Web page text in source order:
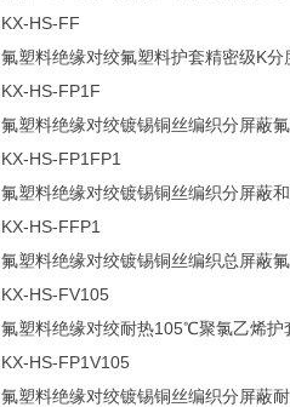
KX-HS-FF
氟塑料绝缘对绞氟塑料护套精密级K
KX-HS-FP1F
氟塑料绝缘对绞镀锡铜丝编织分屏蔽
KX-HS-FP1FP1
氟塑料绝缘对绞镀锡铜丝编织分屏蔽
KX-HS-FFP1
氟塑料绝缘对绞镀锡铜丝编织总屏蔽
KX-HS-FV105
氟塑料绝缘对绞耐热105℃聚氯乙烯护
KX-HS-FP1V105
氟塑料绝缘对绞镀锡铜丝编织分屏蔽